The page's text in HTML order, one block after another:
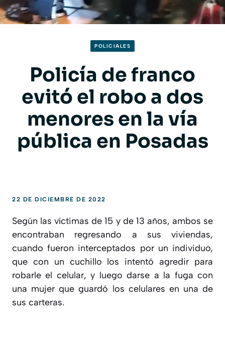
POLICIALES
Policía de franco
evitó el robo a dos
menores en la vía
pública en Posadas
22 DE DICIEMBRE DE 2022
Según las víctimas de 15 y de 13 años, ambos se
encontraban regresando a sus viviendas,
cuando fueron interceptados por un individuo,
que con un cuchillo los intentó agredir para
robarle el celular, y luego darse a la fuga con
una mujer que guardó los celulares en una de
sus carteras.